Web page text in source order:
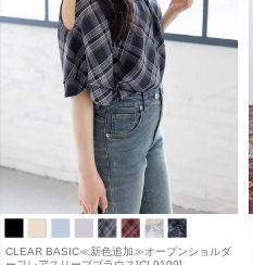
CLEAR BASIC≪新色追加≫オープンショルダ